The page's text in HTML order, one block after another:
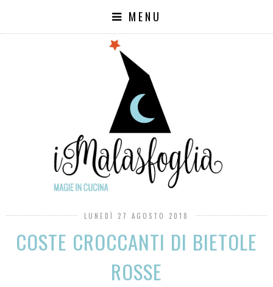
MENU
LUNEDÌ 27 AGOSTO 2018
COSTE CROCCANTI DI BIETOLE
ROSSE